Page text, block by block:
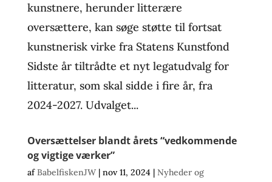
kunstnere, herunder litterære
oversættere, kan søge støtte til fortsat
kunstnerisk virke fra Statens Kunstfond
Sidste år tiltrådte et nyt legatudvalg for
litteratur, som skal sidde i fire år, fra
2024-2027. Udvalget...
Oversættelser blandt årets “vedkommende
og vigtige værker”
afBabelfiskenJW| nov 11, 2024 | Nyheder og